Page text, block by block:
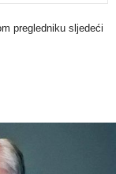
pregledniku sljedeći